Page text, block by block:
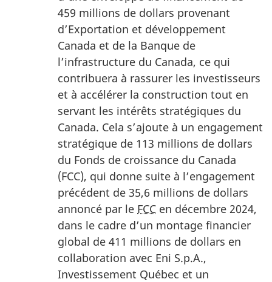
459 millions de dollars provenant
d’Exportation et développement
Canada et de la Banque de
l’infrastructure du Canada, ce qui
contribuera à rassurer les investisseurs
et à accélérer la construction tout en
servant les intérêts stratégiques du
Canada. Cela s’ajoute à un engagement
stratégique de 113 millions de dollars
du Fonds de croissance du Canada
(FCC), qui donne suite à l’engagement
précédent de 35,6 millions de dollars
annoncé par le FCC en décembre 2024,
dans le cadre d’un montage financier
global de 411 millions de dollars en
collaboration avec Eni S.p.A.,
Investissement Québec et un